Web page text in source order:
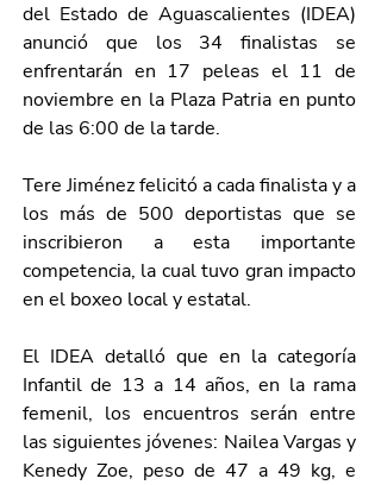
del Estado de Aguascalientes (IDEA)
anunció que los 34 finalistas se
enfrentarán en 17 peleas el 11 de
noviembre en la Plaza Patria en punto
de las 6:00 de la tarde.
Tere Jiménez felicitó a cada finalista y a
los más de 500 deportistas que se
inscribieron a esta importante
competencia, la cual tuvo gran impacto
en el boxeo local y estatal.
El IDEA detalló que en la categoría
Infantil de 13 a 14 años, en la rama
femenil, los encuentros serán entre
las siguientes jóvenes: Nailea Vargas y
Kenedy Zoe, peso de 47 a 49 kg, e